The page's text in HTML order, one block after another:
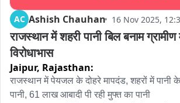
AC Ashish Chauhan 16 Nov 2025,
राजस्थान में शहरी पानी बिल बनाम
विरोधाभास
Jaipur, Rajasthan:
राजस्थान में पेयजल के दोहरे मापदंड, शहरों में पानी
पानी, 61 लाख आबादी पी रही मुफ्त का पानी